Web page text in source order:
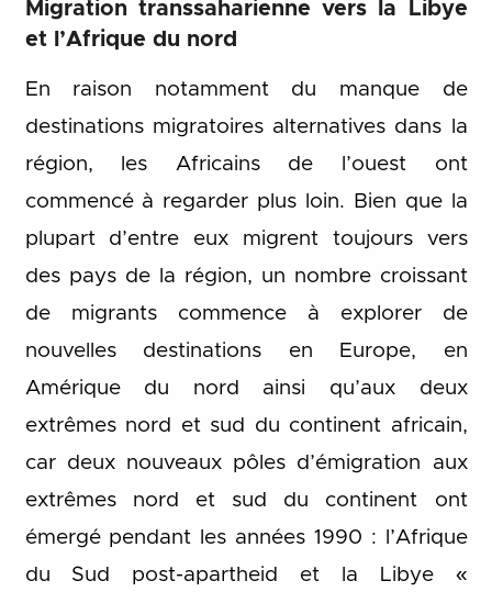
Migration transsaharienne vers la Libye
et l’Afrique du nord
En raison notamment du manque de
destinations migratoires alternatives dans la
région, les Africains de l’ouest ont
commencé à regarder plus loin. Bien que la
plupart d’entre eux migrent toujours vers
des pays de la région, un nombre croissant
de migrants commence à explorer de
nouvelles destinations en Europe, en
Amérique du nord ainsi qu’aux deux
extrêmes nord et sud du continent africain,
car deux nouveaux pôles d’émigration aux
extrêmes nord et sud du continent ont
émergé pendant les années 1990 : l’Afrique
du Sud post-apartheid et la Libye «